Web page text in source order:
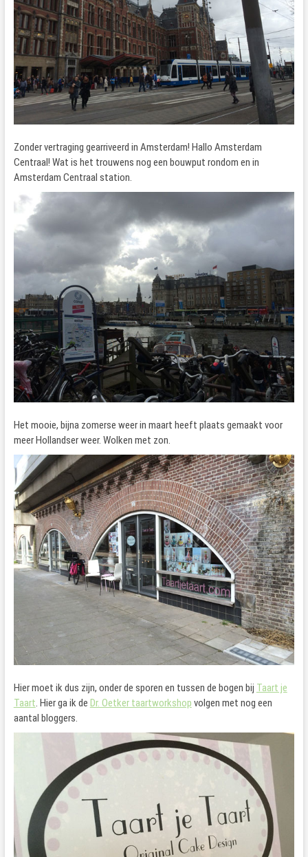
Zonder vertraging gearriveerd in Amsterdam! Hallo Amsterdam
Centraal! Wat is het trouwens nog een bouwput rondom en in
Amsterdam Centraal station.
Het mooie, bijna zomerse weer in maart heeft plaats gemaakt voor
meer Hollandser weer. Wolken met zon.
Hier moet ik dus zijn, onder de sporen en tussen de bogen bij Taart je
Taart. Hier ga ik de Dr. Oetker taartworkshop volgen met nog een
aantal bloggers.